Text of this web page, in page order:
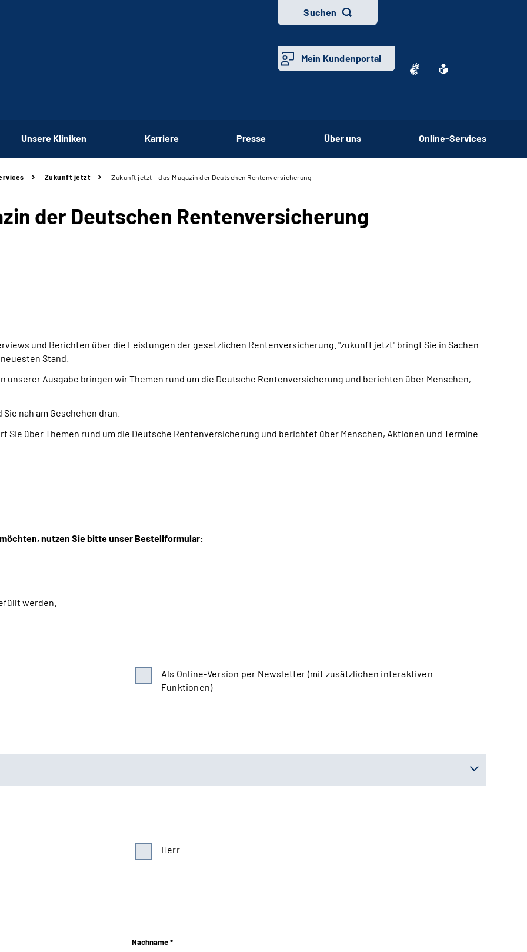
Suchen
Mein Kundenportal
Unsere Kliniken Karriere Presse Über uns Online-Services
Zukunft jetzt Zukunft jetzt - das Magazin der Deutschen Rentenversicherung
der Deutschen Rentenversicherung
und Berichten über die Leistungen der gesetzlichen Rentenversicherung. "zukunft jetzt" bringt Sie in Sachen
Stand.
unserer Ausgabe bringen wir Themen rund um die Deutsche Rentenversicherung und berichten über Menschen,
nah am Geschehen dran.
Sie über Themen rund um die Deutsche Rentenversicherung und berichtet über Menschen, Aktionen und Termine
nutzen Sie bitte unser Bestellformular:
werden.
Als Online-Version per Newsletter (mit zusätzlichen interaktiven
Funktionen)
Herr
Nachname *